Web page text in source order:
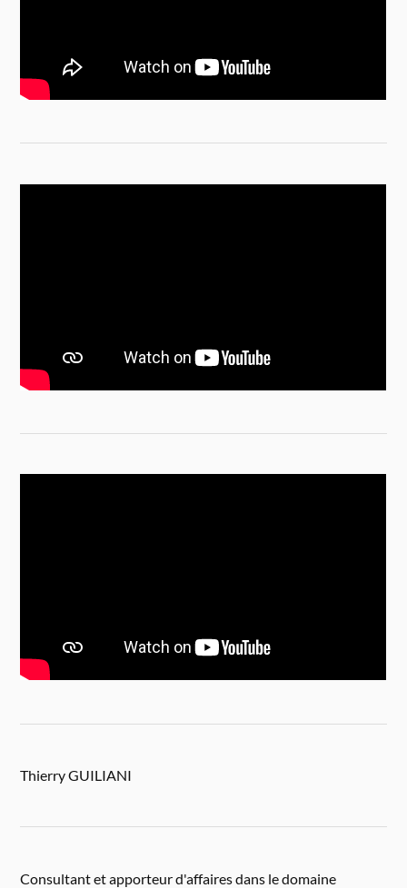
Thierry GUILIANI
Consultant et apporteur d'affaires dans le domaine